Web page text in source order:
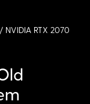
NVIDIA RTX 2070